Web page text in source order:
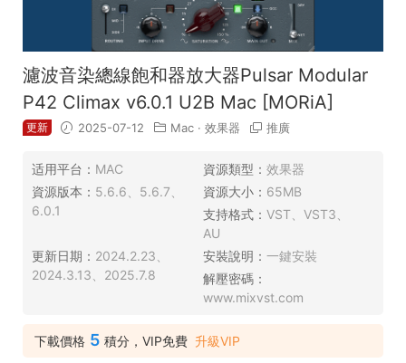
濾波音染總線飽和器放大器Pulsar Modular
P42 Climax v6.0.1 U2B Mac [MORiA]
更新 2025-07-12 Mac · 效果器 推廣
适用平台： MAC 資源類型： 效果器
資源版本： 5.6.6、5.6.7、
6.0.1
資源大小： 65MB
支持格式： VST、VST3、
AU
更新日期： 2024.2.23、
2024.3.13、2025.7.8
安裝說明： 一鍵安裝
解壓密碼：
www.mixvst.com
下載價格 5 積分，VIP免費 升級VIP